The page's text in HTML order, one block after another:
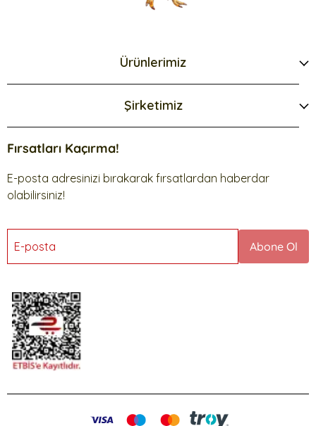
Ürünlerimiz
Şirketimiz
Fırsatları Kaçırma!
E-posta adresinizi bırakarak fırsatlardan haberdar
olabilirsiniz!
E-posta Abone Ol